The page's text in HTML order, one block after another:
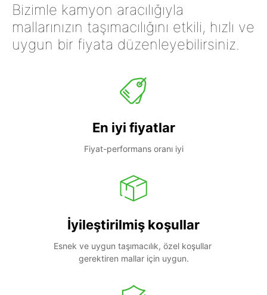
Bizimle kamyon aracılığıyla
mallarınızın taşımacılığını etkili, hızlı ve
uygun bir fiyata düzenleyebilirsiniz.
En iyi fiyatlar
Fiyat-performans oranı iyi
İyileştirilmiş koşullar
Esnek ve uygun taşımacılık, özel koşullar
gerektiren mallar için uygun.